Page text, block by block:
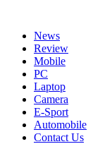
contentNews
Review
Mobile
PC
Laptop
Camera
E-Sport
Automobile
Contact Us